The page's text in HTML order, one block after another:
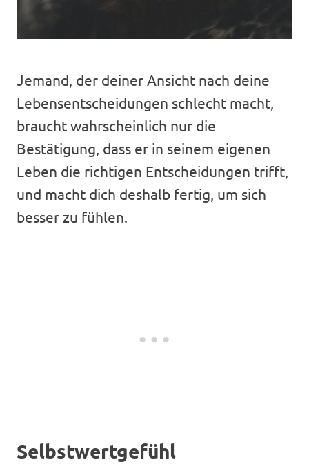
Jemand, der deiner Ansicht nach deine
Lebensentscheidungen schlecht macht,
braucht wahrscheinlich nur die
Bestätigung, dass er in seinem eigenen
Leben die richtigen Entscheidungen trifft,
und macht dich deshalb fertig, um sich
besser zu fühlen.
Selbstwertgefühl